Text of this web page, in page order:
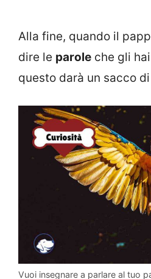
Alla fine, quando il
dire le parole che gli
questo darà un sacco
Vuoi insegnare a parlare al tuo